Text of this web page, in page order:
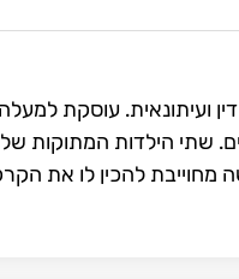
עורכת דין ועיתונאית.
שתי הילדות המתוקות
מחוייבת להכין לו את